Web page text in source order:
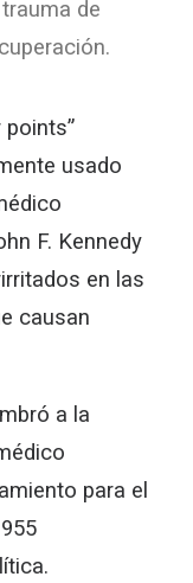
de
points”
usado
F. Kennedy
en las
causan
a la
para el